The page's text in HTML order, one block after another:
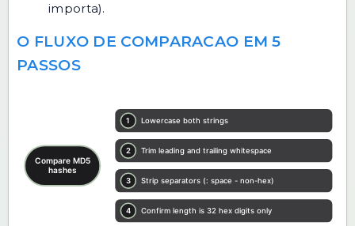
importa).
O FLUXO DE COMPARACAO EM 5
PASSOS